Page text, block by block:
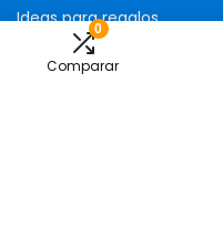
0
Comparar
Ideas para regalos
Ver todo nuestro catálogo